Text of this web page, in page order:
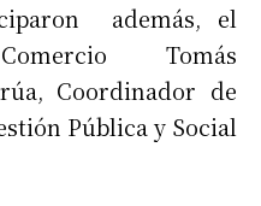
además, el
Tomás
Coordinador de
Pública y Social